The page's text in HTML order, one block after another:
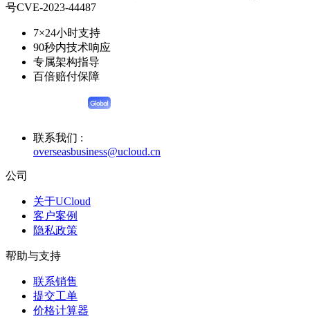
号CVE-2023-44487
7×24小时支持
90秒内技术响应
专属架构指导
百倍赔付保障
联系我们 :
overseasbusiness@ucloud.cn
公司
关于UCloud
客户案例
隐私政策
帮助与支持
联系销售
提交工单
价格计算器